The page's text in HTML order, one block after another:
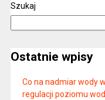
Szukaj
Ostatnie wpisy
Co na nadmiar wody
regulacji poziomu